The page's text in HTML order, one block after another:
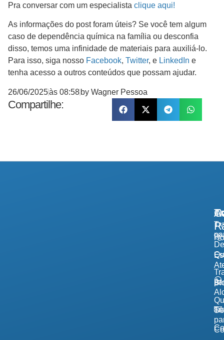
Pra conversar com um especialista clique aqui!
As informações do post foram úteis? Se você tem algum
caso de dependência química na família ou desconfia
disso, temos uma infinidade de materiais para auxiliá-lo.
Para isso, siga nosso Facebook, Twitter, e LinkedIn e
tenha acesso a outros conteúdos que possam ajudar.
26/06/2025às 08:58 by Wagner Pessoa
Compartilhe: